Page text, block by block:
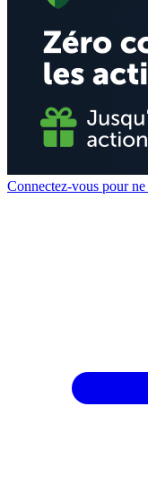
Connectez-vous pour